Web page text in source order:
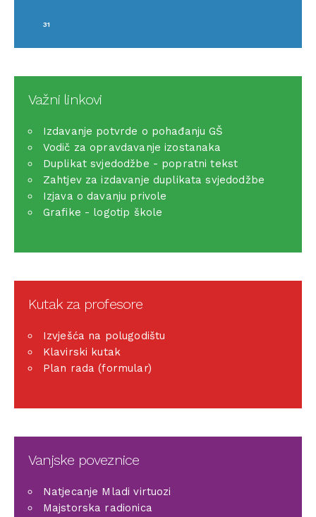
31
Važni linkovi
Izdavanje potvrde o pohađanju GŠ
Vodič za opravdavanje izostanaka
Duplikat svjedodžbe - popratni tekst
Zahtjev za izdavanje duplikata svjedodžbe
Izjava o davanju privole
Grafike - logotip škole
Kutak za profesore
Izvješća na polugodištu
Klavirski kutak
Plan rada (formular)
Vanjske poveznice
Natjecanje Mladi virtuozi
Majstorska radionica